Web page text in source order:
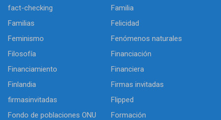
fact-checking
Familia
Familias
Felicidad
Feminismo
Fenómenos naturales
Filosofía
Financiación
Financiamiento
Financiera
Finlandia
Firmas invitadas
firmasinvitadas
Flipped
Fondo de poblaciones ONU
Formación